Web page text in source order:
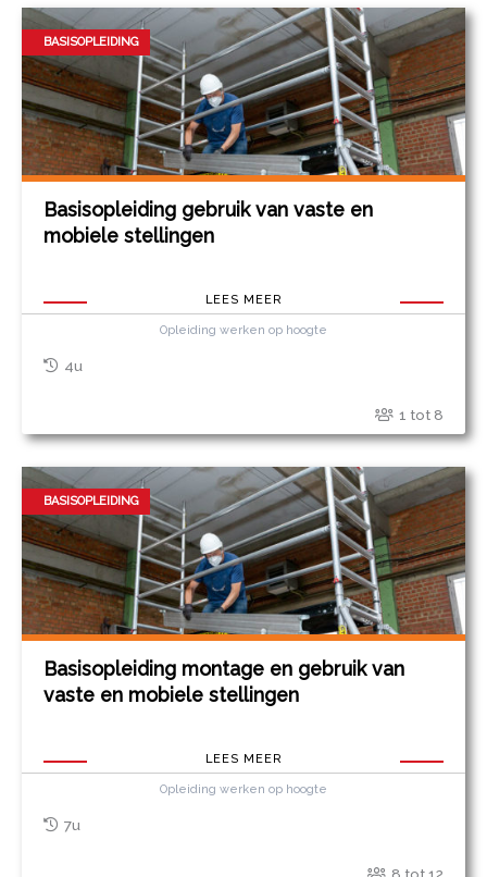
Basisopleiding gebruik van vaste en
mobiele stellingen
LEES MEER
Opleiding werken op hoogte
BASISOPLEIDING
4u
1 tot 8
Basisopleiding montage en gebruik van
vaste en mobiele stellingen
LEES MEER
Opleiding werken op hoogte
BASISOPLEIDING
7u